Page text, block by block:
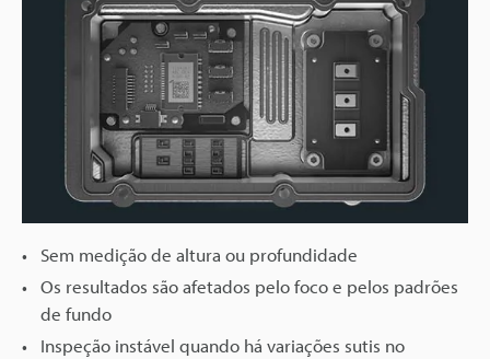
Sem medição de altura ou profundidade
Os resultados são afetados pelo foco e pelos padrões
de fundo
Inspeção instável quando há variações sutis no